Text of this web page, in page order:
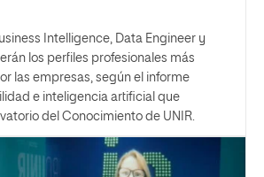
Intelligence, Data Engineer y
los perfiles profesionales más
las empresas, según el informe
e inteligencia artificial que
del Conocimiento de UNIR.